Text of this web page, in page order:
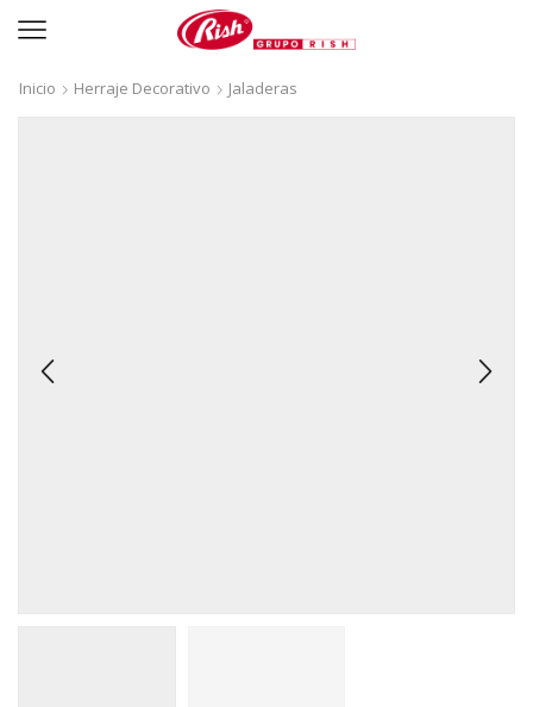
Inicio Herraje Decorativo Jaladeras